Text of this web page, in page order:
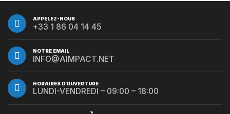
APPELEZ-NOUS
+33 1 86 04 14 45
NOTRE EMAIL
INFO@AIMPACT.NET
HORAIRES D’OUVERTURE
LUNDI-VENDREDI – 09:00 – 18:00